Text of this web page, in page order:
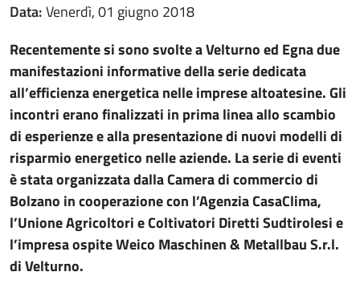
Data
venerdì, 01 giugno 2018
Recentemente si sono svolte a Velturno ed Egna due
manifestazioni informative della serie dedicata
all’efficienza energetica nelle imprese altoatesine. Gli
incontri erano finalizzati in prima linea allo scambio
di esperienze e alla presentazione di nuovi modelli di
risparmio energetico nelle aziende. La serie di eventi
è stata organizzata dalla Camera di commercio di
Bolzano in cooperazione con l’Agenzia CasaClima,
l’Unione Agricoltori e Coltivatori Diretti Sudtirolesi e
l’impresa ospite Weico Maschinen & Metallbau S.r.l.
di Velturno.